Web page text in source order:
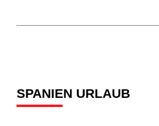
SPANIEN URLAUB